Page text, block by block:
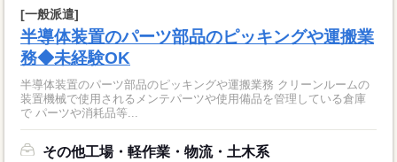
[一般派遣]
半導体装置のパーツ部品のピッキングや運搬業
務◆未経験OK
半導体装置のパーツ部品のピッキングや運搬業務 クリーンルームの
装置機械で使用されるメンテパーツや使用備品を管理している倉庫
で パーツや消耗品等...
その他工場・軽作業・物流・土木系